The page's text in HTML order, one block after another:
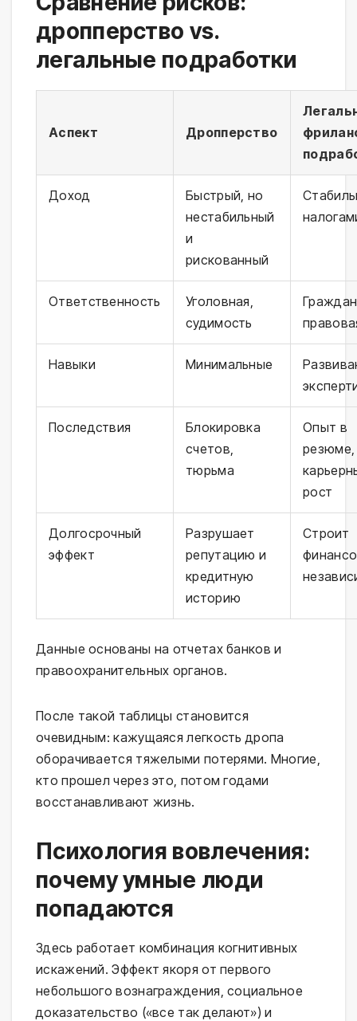
дропперство vs.
легальные подработки
Аспект Дропперство
Доход
Быстрый, но
нестабильный
и
рискованный
Ответственность
Уголовная,
судимость
Навыки Минимальные
Последствия
Блокировка
счетов,
тюрьма
Опыт в
резюме,
рост
Долгосрочный
эффект
Разрушает
репутацию и
кредитную
историю
Строит
Данные основаны на отчетах банков и
правоохранительных органов.
После такой таблицы становится
очевидным: кажущаяся легкость дропа
оборачивается тяжелыми потерями. Многие,
кто прошел через это, потом годами
восстанавливают жизнь.
Психология вовлечения:
почему умные люди
попадаются
Здесь работает комбинация когнитивных
искажений. Эффект якоря от первого
небольшого вознаграждения, социальное
доказательство («все так делают») и